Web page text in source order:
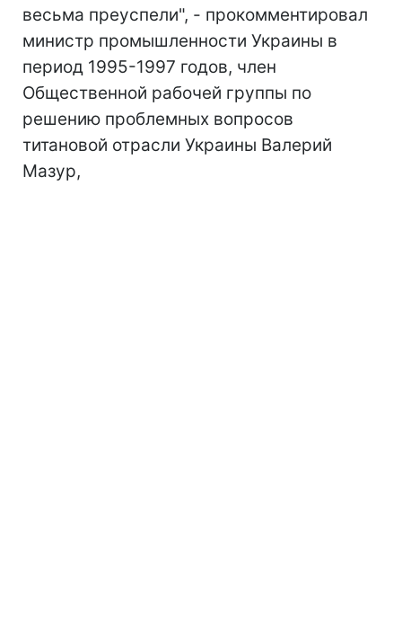
весьма преуспели", - прокомментировал
министр промышленности Украины в
период 1995-1997 годов, член
Общественной рабочей группы по
решению проблемных вопросов
титановой отрасли Украины Валерий
Мазур,